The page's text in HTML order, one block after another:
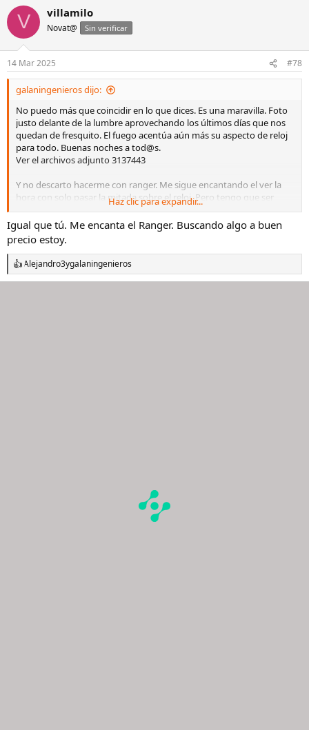
c
i
e
s
V villamilo
Novat@ Sin verificar
14 Mar 2025 #78
galaningenieros dijo:
No puedo más que coincidir en lo que dices. Es una maravilla. Foto
justo delante de la lumbre aprovechando los últimos días que nos
quedan de fresquito. El fuego acentúa aún más su aspecto de reloj
para todo. Buenas noches a tod@s.
Ver el archivos adjunto 3137443
Y no descarto hacerme con ranger. Me sigue encantando el ver la
hora con solo pasar la mitada sobre el reloj. Pero tengo que ser
capaz de encontrar el precio que no me haga chirriar los dientes.
Haz clic para expandir...
Igual que tú. Me encanta el Ranger. Buscando algo a buen
precio estoy.
R
e
Alejandro3ygalaningenieros